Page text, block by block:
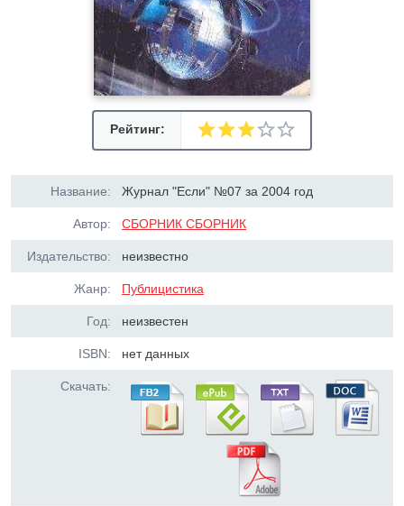
Рейтинг:
Название: Журнал "Если" №07 за 2004 год
Автор: СБОРНИК СБОРНИК
Издательство: неизвестно
Жанр: Публицистика
Год: неизвестен
ISBN: нет данных
Скачать: